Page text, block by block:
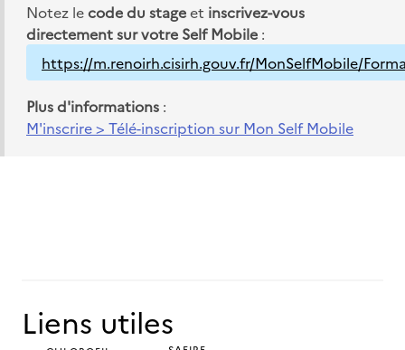
Notez lecode du stageet inscrivez-vous
directement sur votre Self Mobile :
https://m.renoirh.cisirh.gouv.fr/MonSelfMobile/
Plus d'informations :
M'inscrire > Télé-inscription sur Mon Self Mobile
Liens utiles